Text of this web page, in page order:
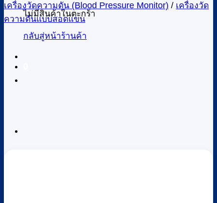
ไม่มีสินค้าในตะกร้า
กลับสู่หน้าร้านค้า
เครื่องวัดความดัน (Blood Pressure Monitor) / เครื่องวัด
ความดันแบบสอดแขน